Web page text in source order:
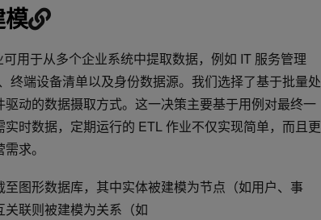
用于从多个企业系统中提取数据，例如 IT 服务管理
终端设备清单以及身份数据源。我们选择了基于批量处
动的数据摄取方式。这一决策主要基于用例对最终一
时数据，定期运行的 ETL 作业不仅实现简单，而且更
求。
图形数据库，其中实体被建模为节点（如用户、事
联则被建模为关系（如